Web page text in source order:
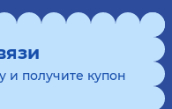
и получите купон